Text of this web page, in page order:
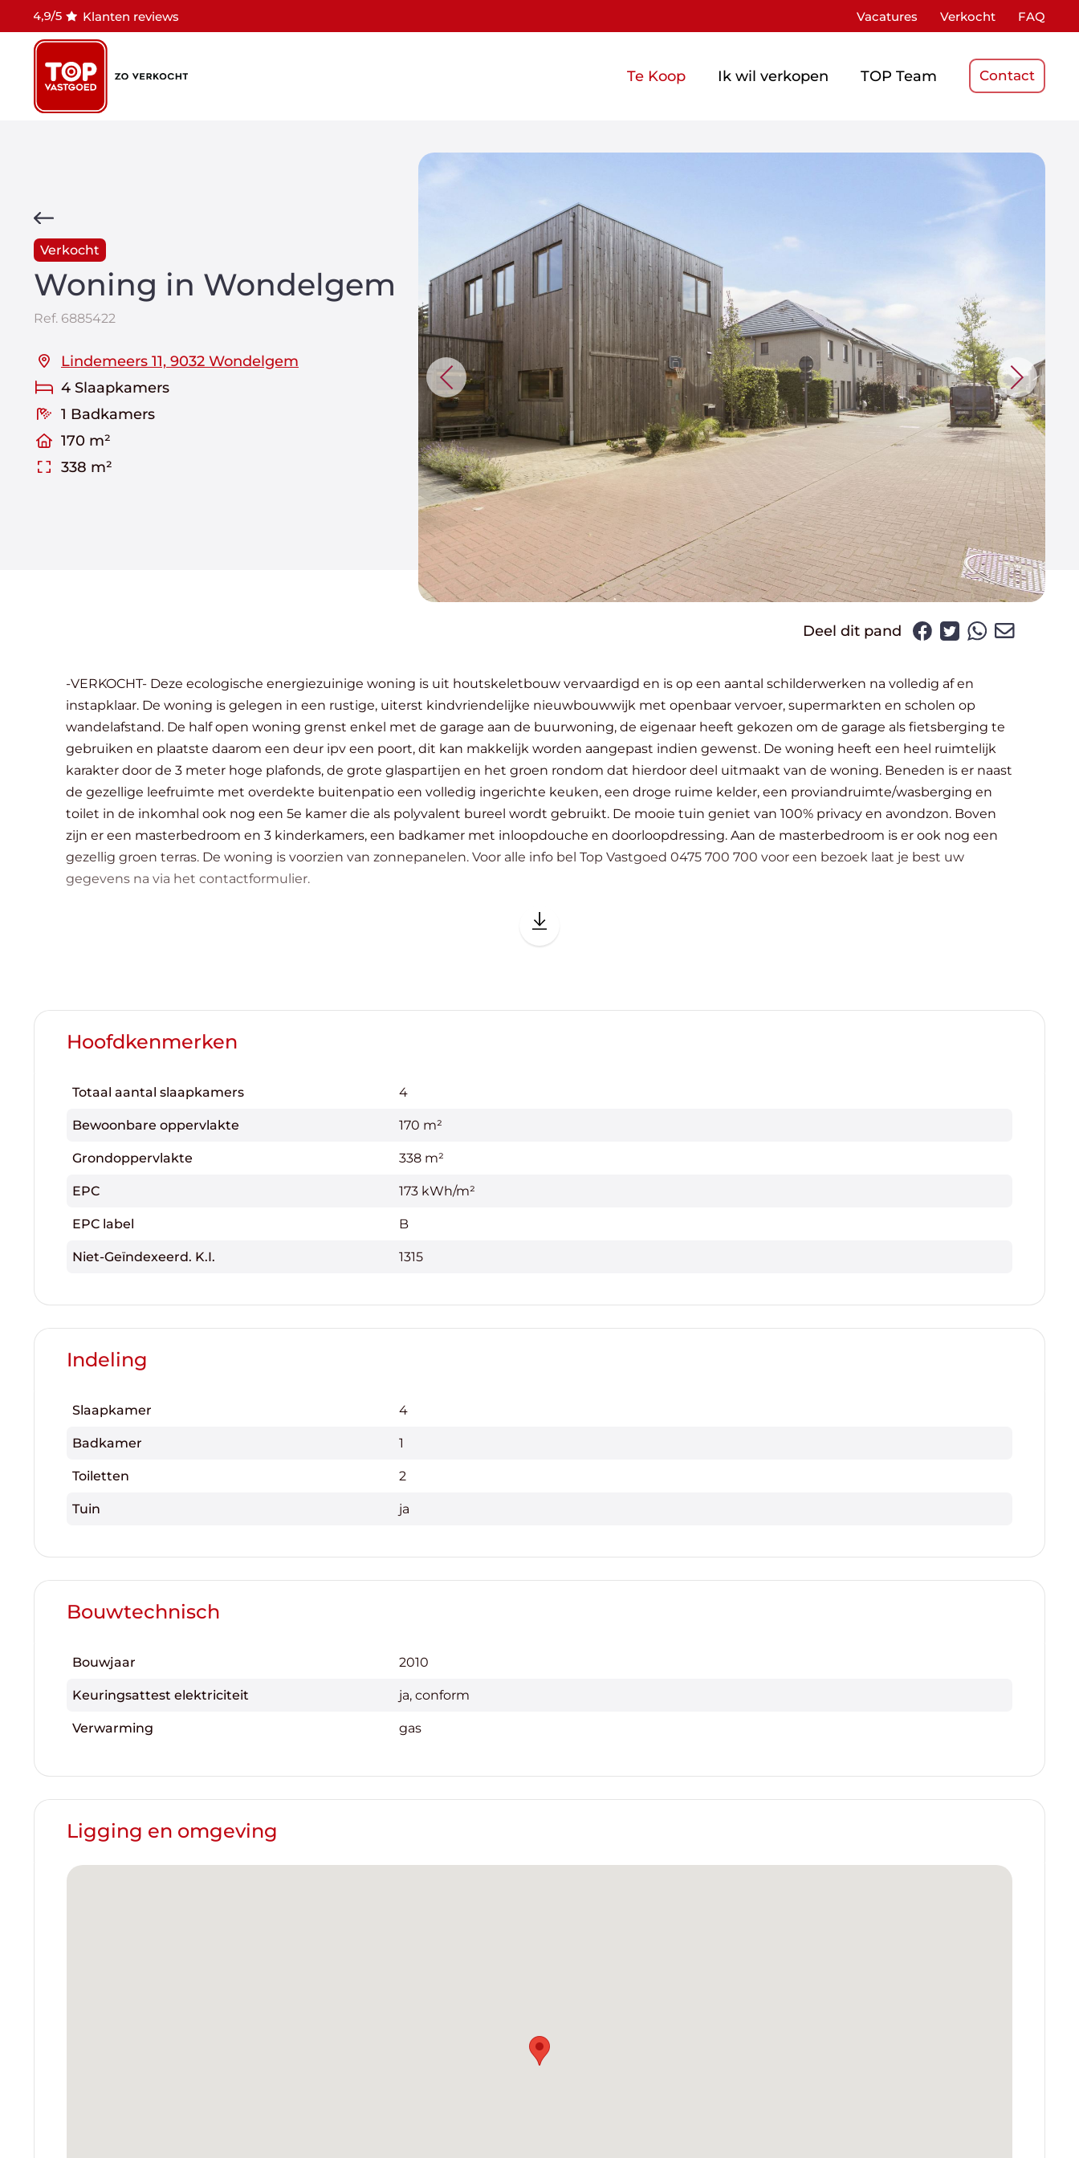
Klanten reviews Vacatures Verkocht FAQ
Te Koop Ik wil verkopen TOP Team Contact
Verkocht
Woning in Wondelgem
Ref. 6885422
Lindemeers 11, 9032 Wondelgem
4 Slaapkamers
1 Badkamers
170 m²
338 m²
Deel dit pand
-VERKOCHT- Deze ecologische energiezuinige woning is uit houtskeletbouw vervaardigd en is op een aantal schilderwerken na volledig af en
instapklaar. De woning is gelegen in een rustige, uiterst kindvriendelijke nieuwbouwwijk met openbaar vervoer, supermarkten en scholen op
wandelafstand. De half open woning grenst enkel met de garage aan de buurwoning, de eigenaar heeft gekozen om de garage als fietsberging te
gebruiken en plaatste daarom een deur ipv een poort, dit kan makkelijk worden aangepast indien gewenst. De woning heeft een heel ruimtelijk
karakter door de 3 meter hoge plafonds, de grote glaspartijen en het groen rondom dat hierdoor deel uitmaakt van de woning. Beneden is er naast
de gezellige leefruimte met overdekte buitenpatio een volledig ingerichte keuken, een droge ruime kelder, een proviandruimte/wasberging en
toilet in de inkomhal ook nog een 5e kamer die als polyvalent bureel wordt gebruikt. De mooie tuin geniet van 100% privacy en avondzon. Boven
zijn er een masterbedroom en 3 kinderkamers, een badkamer met inloopdouche en doorloopdressing. Aan de masterbedroom is er ook nog een
gezellig groen terras. De woning is voorzien van zonnepanelen. Voor alle info bel Top Vastgoed 0475 700 700 voor een bezoek laat je best uw
gegevens na via het contactformulier.
Hoofdkenmerken
Totaal aantal slaapkamers 4
Bewoonbare oppervlakte 170 m²
Grondoppervlakte 338 m²
EPC 173 kWh/m²
EPC label B
Niet-Geïndexeerd. K.I. 1315
Indeling
Slaapkamer 4
Badkamer 1
Toiletten 2
Tuin ja
Bouwtechnisch
Bouwjaar 2010
Keuringsattest elektriciteit ja, conform
Verwarming gas
Ligging en omgeving